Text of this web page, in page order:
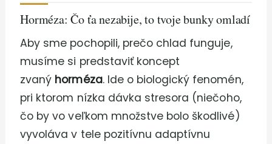
Horméza: Čo ťa nezabije, to tvoje bunky omladí
Aby sme pochopili, prečo chlad funguje,
musíme si predstaviť koncept
zvaný horméza. Ide o biologický fenomén,
pri ktorom nízka dávka stresora (niečoho,
čo by vo veľkom množstve bolo škodlivé)
vyvoláva v tele pozitívnu adaptívnu